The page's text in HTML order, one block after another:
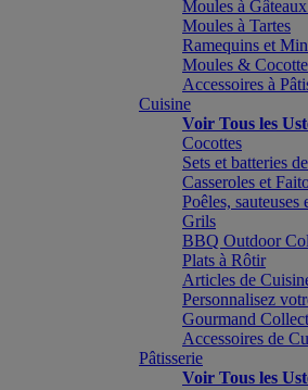
Moules à
Moules à Tartes
Ramequins et
Moules &
Accessoires à
Cuisine
Voir Tous les
Cocottes
Sets et batteries
Casseroles et
Poêles, sauteuses
Grils
BBQ Outdoor
Plats à Rôtir
Articles de
Personnalisez
Gourmand
Accessoires de
Pâtisserie
Voir Tous les